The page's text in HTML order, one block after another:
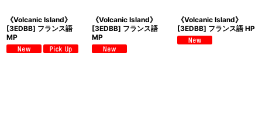
《Volcanic Island》
[3EDBB] フランス語
MP
《Volcanic Island》
[3EDBB] フランス語
MP
《Volcanic Island》
[3EDBB] フランス語 HP